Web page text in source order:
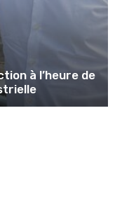
à l’heure de